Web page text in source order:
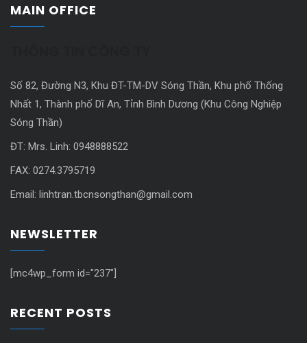
MAIN OFFICE
Số 82, Đường N3, Khu ĐT-TM-DV Sóng Thần, Khu phố Thống
Nhất 1, Thành phố Dĩ An, Tỉnh Bình Dương (Khu Công Nghiệp
Sóng Thần)
ĐT: Mrs. Linh: 0948888522
FAX: 0274.3795719
Email: linhtran.tbcnsongthan@gmail.com
NEWSLETTER
[mc4wp_form id="237"]
RECENT POSTS